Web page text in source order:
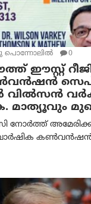
പൊന്നോലിൽ 0
ഈസ്റ്റ്
വിൽസൻ
നോർത്ത്
വാർഷിക